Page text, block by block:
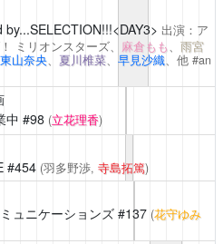
by...SELECTION!!!<DAY3> 出演：ア
ミリオンスターズ、 麻倉もも、 雨宮
東山奈央、 夏川椎菜、 早見沙織、他 #an
中 #98 (立花理香)
#454 (羽多野渉, 寺島拓篤)
ュニケーションズ#137 (花守ゆみ